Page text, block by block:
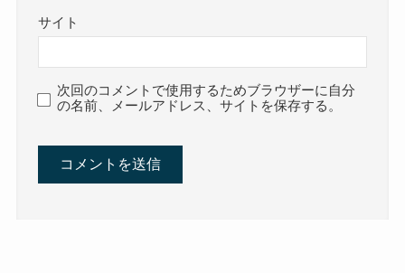
サイト
次回のコメントで使用するためブラウザーに自分
の名前、メールアドレス、サイトを保存する。